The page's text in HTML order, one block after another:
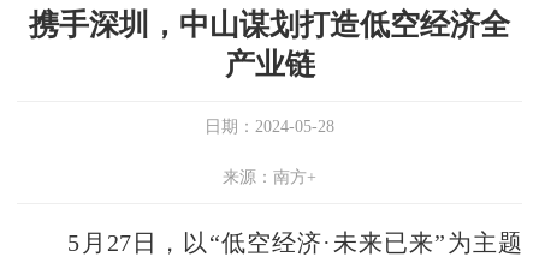
携手深圳，中山谋划打造低空经济全
产业链
日期：2024-05-28
来源：南方+
5月27日，以“低空经济·未来已来”为主题